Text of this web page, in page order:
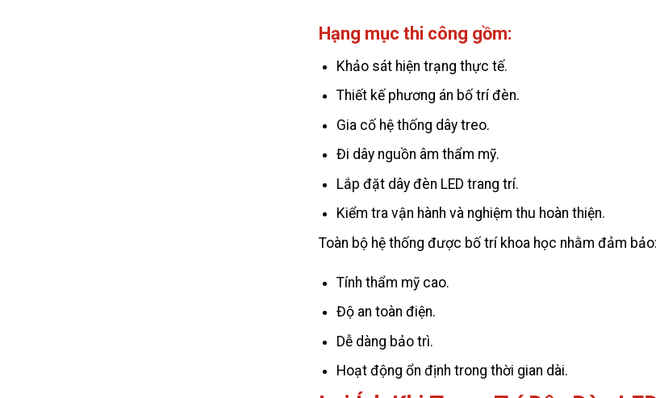
Hạng mục thi công gồm:
Khảo sát hiện trạng thực tế.
Thiết kế phương án bố trí đèn.
Gia cố hệ thống dây treo.
Đi dây nguồn âm thẩm mỹ.
Lắp đặt dây đèn LED trang trí.
Kiểm tra vận hành và nghiệm thu hoàn thiện.
Toàn bộ hệ thống được bố trí khoa học nhằm đảm bảo:
Tính thẩm mỹ cao.
Độ an toàn điện.
Dễ dàng bảo trì.
Hoạt động ổn định trong thời gian dài.